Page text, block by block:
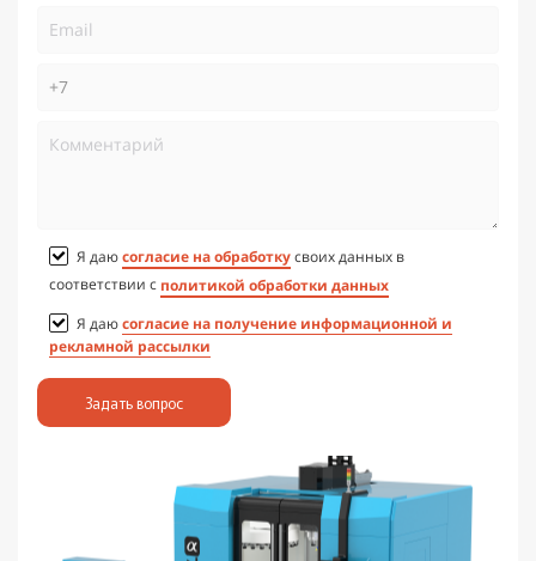
Я даюсогласие на обработкусвоих данных в
соответствии с политикой обработки данных
Я даюсогласие на получение информационной и
рекламной рассылки
Задать вопрос